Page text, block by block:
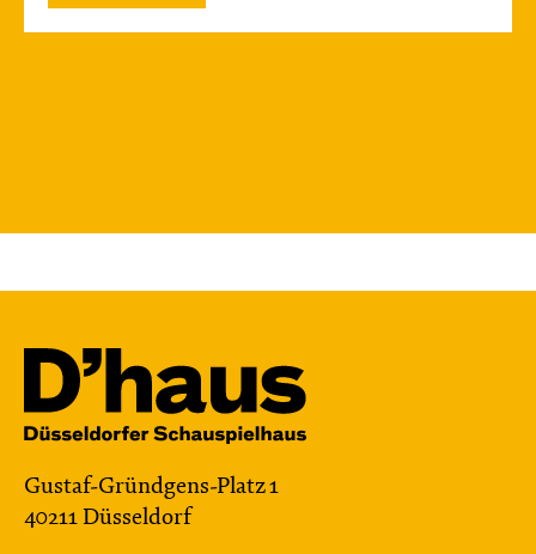
Gustaf-Gründgens-Platz 1
40211 Düsseldorf